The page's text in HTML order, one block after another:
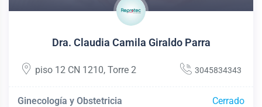
Dra. Claudia Camila Giraldo Parra
piso 12 CN 1210, Torre 2 3045834343
Ginecología y Obstetricia Cerrado